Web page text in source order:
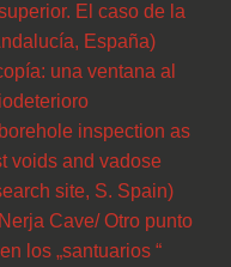
El caso de la
España)
una ventana al
inspection as
voids and vadose
site, S. Spain)
Cave/ Otro punto
los „santuarios “